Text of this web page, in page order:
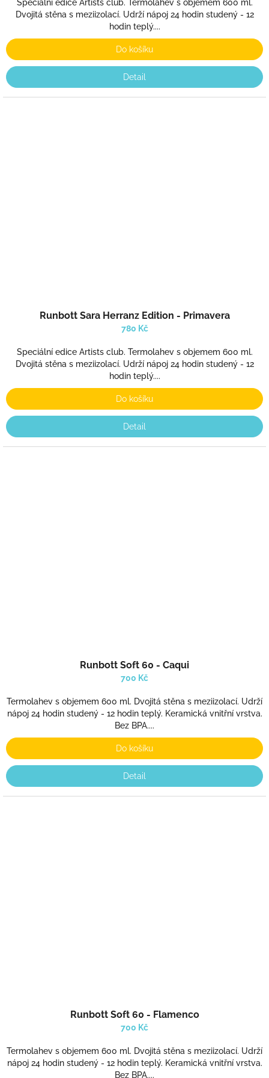
Speciální edice Artists club. Termolahev s objemem 600 ml.
Dvojitá stěna s meziizolací. Udrží nápoj 24 hodin studený - 12
hodin teplý....
Do košíku
Detail
Runbott Sara Herranz Edition - Primavera
780 Kč
Speciální edice Artists club. Termolahev s objemem 600 ml.
Dvojitá stěna s meziizolací. Udrží nápoj 24 hodin studený - 12
hodin teplý....
Do košíku
Detail
Runbott Soft 60 - Caqui
700 Kč
Termolahev s objemem 600 ml. Dvojitá stěna s meziizolací. Udrží
nápoj 24 hodin studený - 12 hodin teplý. Keramická vnitřní vrstva.
Bez BPA....
Do košíku
Detail
Runbott Soft 60 - Flamenco
700 Kč
Termolahev s objemem 600 ml. Dvojitá stěna s meziizolací. Udrží
nápoj 24 hodin studený - 12 hodin teplý. Keramická vnitřní vrstva.
Bez BPA....